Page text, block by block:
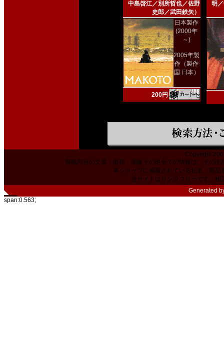
中島啓江／別所哲也／佐野
史郎／武田鉄矢）
日本製作
(2000年
～)
2005年製
作（製作
国 日本）
200円
明
Copyright
掲載内容の文章・価格・画像その他全ての情報は、その
本ショップに掲載されている社名、商
当サイトはリンクフリーです。相
Generated
span:0.563;